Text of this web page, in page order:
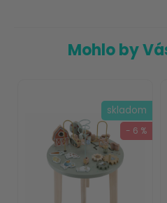
Mohlo by
skladom
- 6 %